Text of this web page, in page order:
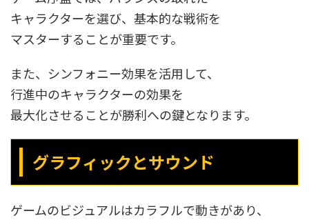
キャラクターを選び、基本的な戦術を
マスターすることが重要です。
また、シンフォニー効果を活用して、
行進中のキャラクターの効果を
最大化させることが勝利への鍵となります。
グラフィックとサウンド
ゲームのビジュアルはカラフルで動きがあり、